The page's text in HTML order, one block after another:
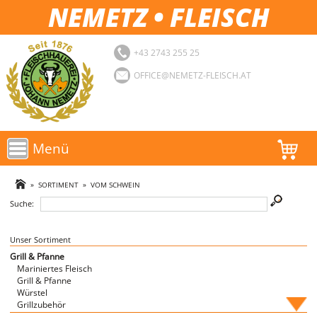
NEMETZ • FLEISCH
+43 2743 255 25
OFFICE@NEMETZ-FLEISCH.AT
Menü
AKTIONEN
SORTIMENT
LOGIN
FAVORITEN
» SORTIMENT» VOM SCHWEIN
Suche:
Unser Sortiment
Grill & Pfanne
Mariniertes Fleisch
Grill & Pfanne
Würstel
Grillzubehör